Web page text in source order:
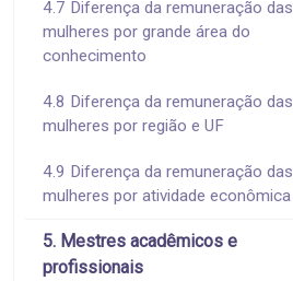
4.7 Diferença da remuneração das
mulheres por grande área do
conhecimento
4.8 Diferença da remuneração das
mulheres por região e UF
4.9 Diferença da remuneração das
mulheres por atividade econômica
5. Mestres acadêmicos e
profissionais